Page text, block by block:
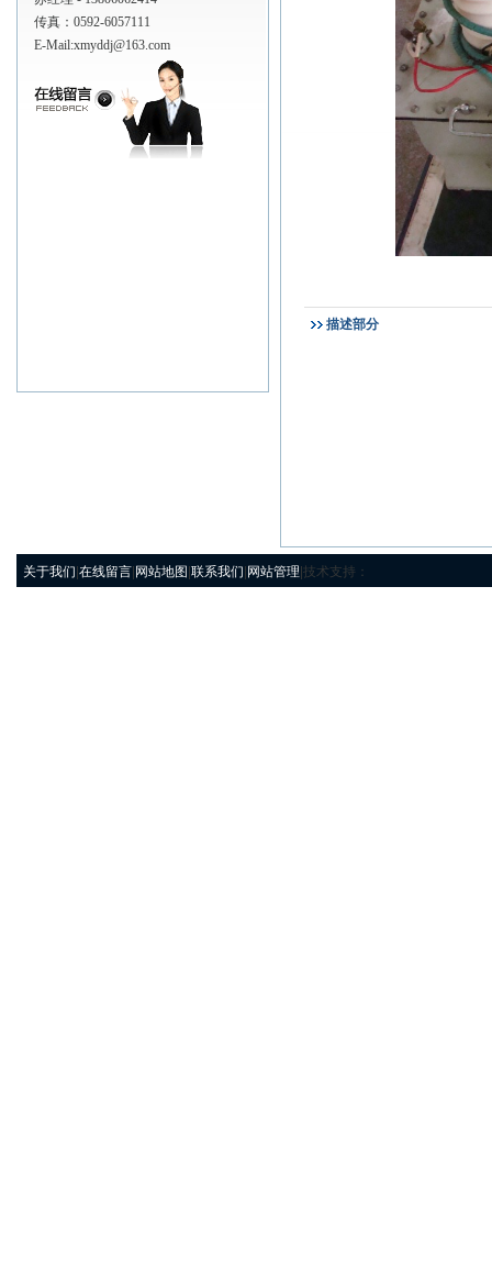
传真：0592-6057111
E-Mail:xmyddj@163.com
描述部分
关于我们 在线留言 网站地图 联系我们 网站管理 |技术支持：